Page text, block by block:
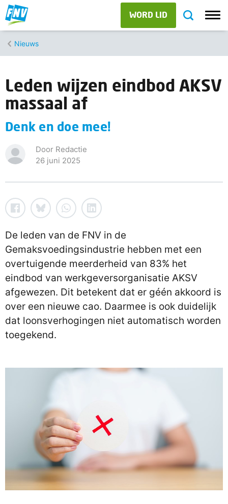
WORD LID
Nieuws
Leden wijzen eindbod AKSV
massaal af
Denk en doe mee!
Door Redactie
26 juni 2025
De leden van de FNV in de
Gemaksvoedingsindustrie hebben met een
overtuigende meerderheid van 83% het
eindbod van werkgeversorganisatie AKSV
afgewezen. Dit betekent dat er géén akkoord is
over een nieuwe cao. Daarmee is ook duidelijk
dat loonsverhogingen niet automatisch worden
toegekend.